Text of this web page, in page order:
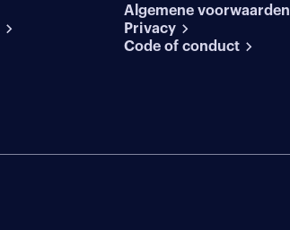
Algemene voorwaarden
Privacy
Code of conduct